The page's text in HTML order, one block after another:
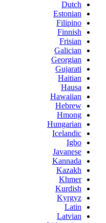
Dutch
Estonian
Filipino
Finnish
Frisian
Galician
Georgian
Gujarati
Haitian
Hausa
Hawaiian
Hebrew
Hmong
Hungarian
Icelandic
Igbo
Javanese
Kannada
Kazakh
Khmer
Kurdish
Kyrgyz
Latin
Latvian